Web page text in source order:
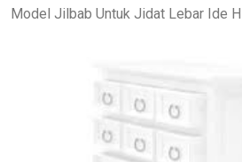
Model Jilbab Untuk Jidat Lebar Ide